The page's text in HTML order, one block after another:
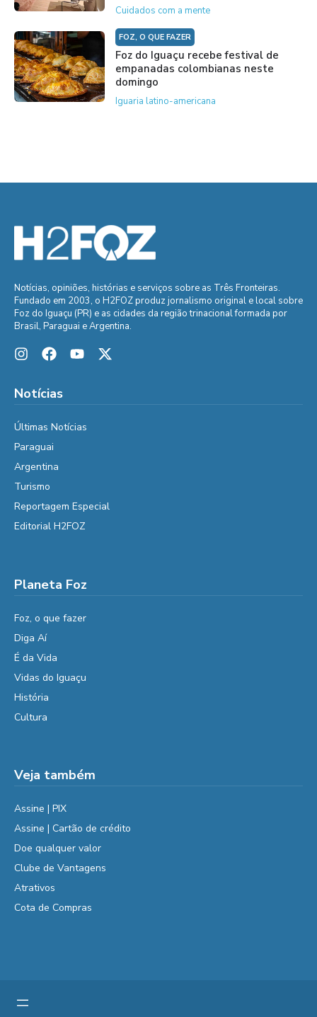
Cuidados com a mente
FOZ, O QUE FAZER
Foz do Iguaçu recebe festival de
empanadas colombianas neste
domingo
Iguaria latino-americana
Notícias, opiniões, histórias e serviços sobre as Três Fronteiras.
Fundado em 2003, o H2FOZ produz jornalismo original e local sobre
Foz do Iguaçu (PR) e as cidades da região trinacional formada por
Brasil, Paraguai e Argentina.
Notícias
Últimas Notícias
Paraguai
Argentina
Turismo
Reportagem Especial
Editorial H2FOZ
Planeta Foz
Foz, o que fazer
Diga Aí
É da Vida
Vidas do Iguaçu
História
Cultura
Veja também
Assine | PIX
Assine | Cartão de crédito
Doe qualquer valor
Clube de Vantagens
Atrativos
Cota de Compras